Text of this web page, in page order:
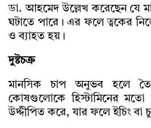
ডা. আহমেদ উল্লেখ করেছেন যে
ঘটাতে পারে। এর ফলে ত্বকের
ও ব্যাহত হয়।
দুষ্টচক্র
মানসিক চাপ অনুভব হলে
কোষগুলোকে হিস্টামিনের মতো
উদ্দীপিত করে, যার ফলে ইচিং